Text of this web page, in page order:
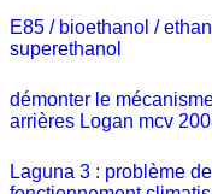
E85 / bioethanol /
superethanol
démonter le
arrières Logan mcv
Laguna 3 : problème de